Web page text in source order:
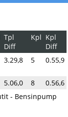
Tpl
Diff
Kpl Kpl
Diff
3.29,8 5 0.55,9
5.06,0 8
0.56,6
- Bensinpump